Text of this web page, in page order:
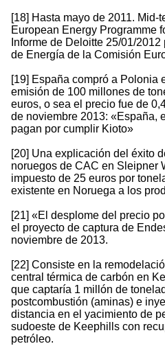
[18] Hasta mayo de 2011. Mid-
European Energy Programme
Informe de Deloitte 25/01/
de Energía de la Comisión
[19] España compró a Polonia
emisión de 100 millones de
euros, o sea el precio fue de
de noviembre 2013: «España,
pagan por cumplir Kioto»
[20] Una explicación del éxito
noruegos de CAC en Sleipner
impuesto de 25 euros por
existente en Noruega a los
[21] «El desplome del precio
el proyecto de captura de
noviembre de 2013.
[22] Consiste en la
central térmica de carbón en
que captaría 1 millón de
postcombustión (aminas) e
distancia en el yacimiento de
sudoeste de Keephills con
petróleo.